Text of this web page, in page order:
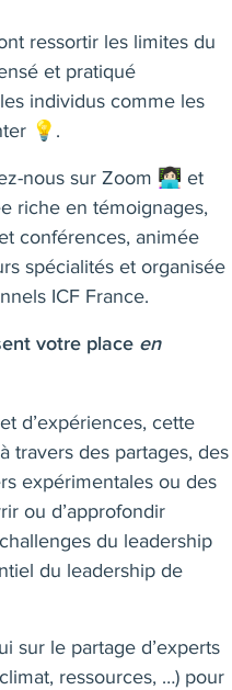
ressortir les limites du
et pratiqué
individus comme les
💡.
sur Zoom 👩🏻‍💻 et
riche en témoignages,
conférences, animée
spécialités et organisée
ICF France.
votre place en
d’expériences, cette
travers des partages, des
expérimentales ou des
ou d’approfondir
du leadership
du leadership de
sur le partage d’experts
ressources, …) pour